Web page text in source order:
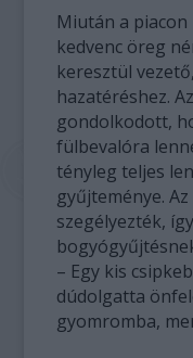
Miután a
kedvenc öreg
keresztül
hazatéréshez.
gondolkodott,
fülbevalóra
tényleg teljes
gyűjteménye.
szegélyezték,
– Egy kis
dúdolgatta
gyomromba,